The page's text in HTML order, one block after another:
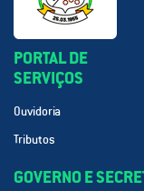
PORTAL DE
SERVIÇOS
Ouvidoria
Tributos
GOVERNO E